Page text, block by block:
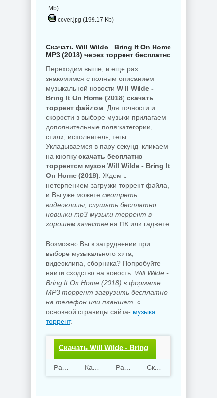
Mb)
cover.jpg (199.17 Kb)
Скачать Will Wilde - Bring It On Home
MP3 (2018) через торрент бесплатно
Переходим выше, и еще раз
знакомимся с полным описанием
музыкальной новости Will Wilde -
Bring It On Home (2018) скачать
торрент файлом . Для точности и
скорости в выборе музыки прилагаем
дополнительные поля:категории,
стили, исполнитель, тегы.
Укладываемся в пару секунд, кликаем
на кнопку скачать бесплатно
торрентом музон Will Wilde - Bring It
On Home (2018) . Ждем с
нетерпением загрузки торрент файла,
и Вы уже можете смотреть
видеоклипы, слушать бесплатно
новинки mp3 музыки торрент в
хорошем качестве на ПК или гаджете.
Возможно Вы в затруднении при
выборе музыкального хита,
видеоклипа, сборника? Попробуйте
найти сходство на новость: Will Wilde -
Bring It On Home (2018) в формате:
MP3 торрент загрузить бесплатно
на телефон или планшет. с
основной страницы сайта- музыка
торрент.
Скачать Will Wilde - Bring
It On Home.torrent файл
22 72 117.98 Mb